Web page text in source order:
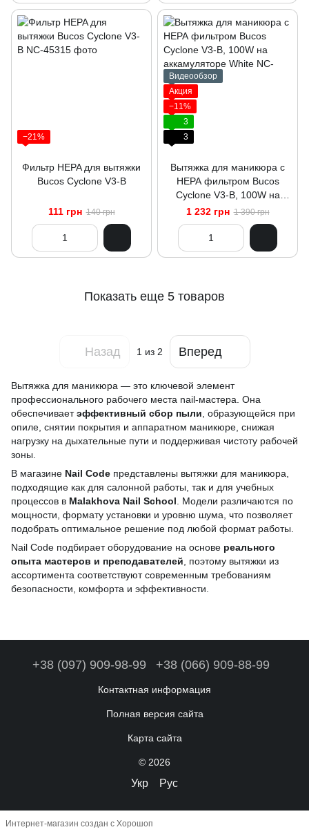
−21%
Фильтр HEPA для вытяжки
Bucos Cyclone V3-B
111 грн 140 грн
Видеообзор
Акция
−11%
3
3
Вытяжка для маникюра с
НЕРА фильтром Bucos
Cyclone V3-B, 100W на
аккамуляторе White
1 232 грн 1 390 грн
Показать еще 5 товаров
Назад 1 из 2 Вперед
Вытяжка для маникюра — это ключевой элемент
профессионального рабочего места nail-мастера. Она
обеспечиваетэффективный сбор пыли , образующейся при
опиле, снятии покрытия и аппаратном маникюре, снижая
нагрузку на дыхательные пути и поддерживая чистоту рабочей
зоны.
В магазине Nail Code представлены вытяжки для маникюра,
подходящие как для салонной работы, так и для учебных
процессов в Malakhova Nail School . Модели различаются по
мощности, формату установки и уровню шума, что позволяет
подобрать оптимальное решение под любой формат работы.
Nail Code подбирает оборудование на основе реального
опыта мастеров и преподавателей , поэтому вытяжки из
ассортимента соответствуют современным требованиям
безопасности, комфорта и эффективности.
+38 (097) 909-98-99 +38 (066) 909-88-99
Контактная информация
Полная версия сайта
Карта сайта
© 2026
Укр Рус
Интернет-магазин создан с Хорошоп